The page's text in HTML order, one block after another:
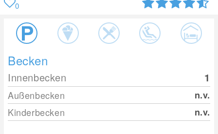
0
Becken
Innenbecken 1
Außenbecken
n.v.
Kinderbecken
n.v.